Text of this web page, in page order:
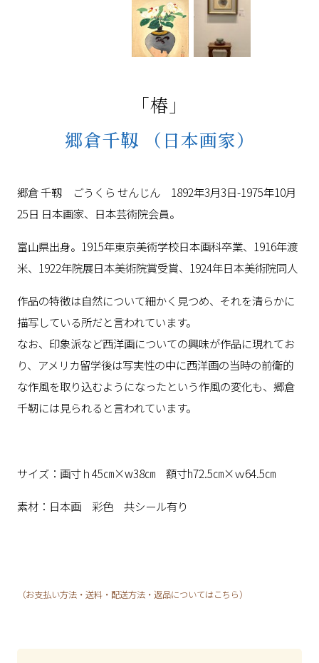
「椿」
郷倉千靱
（日本画家）
郷倉 千靱 ごうくら せんじん 1892年3月3日-1975年10月
25日 日本画家、日本芸術院会員。
富山県出身。1915年東京美術学校日本画科卒業、1916年渡
米、1922年院展日本美術院賞受賞、1924年日本美術院同人
作品の特徴は自然について細かく見つめ、それを清らかに
描写している所だと言われています。
なお、印象派など西洋画についての興味が作品に現れてお
り、アメリカ留学後は写実性の中に西洋画の当時の前衛的
な作風を取り込むようになったという作風の変化も、郷倉
千靭には見られると言われています。
サイズ：画寸ｈ45㎝×w38㎝ 額寸h72.5㎝×ｗ64.5㎝
素材：日本画 彩色 共シール有り
（お支払い方法・送料・配送方法・返品についてはこちら）